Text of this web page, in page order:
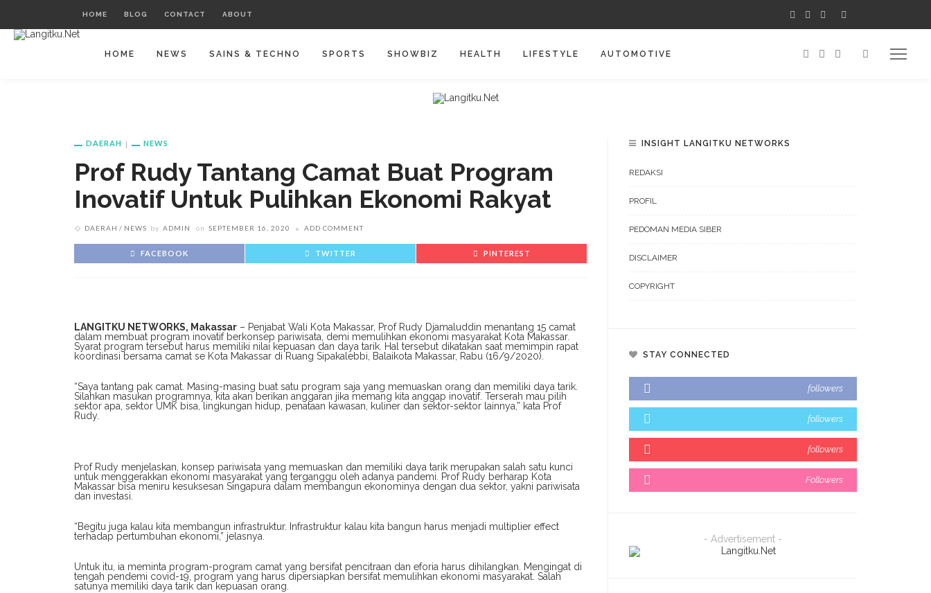
HOME BLOG CONTACT ABOUT
HOME NEWS SAINS & TECHNO SPORTS SHOWBIZ HEALTH LIFESTYLE AUTOMOTIVE
DAERAH NEWS
Prof Rudy Tantang Camat Buat Program
Inovatif Untuk Pulihkan Ekonomi Rakyat
DAERAH NEWS by ADMIN on SEPTEMBER 16, 2020 ADD COMMENT
FACEBOOK TWITTER PINTEREST
LANGITKU NETWORKS, Makassar – Penjabat Wali Kota Makassar, Prof Rudy Djamaluddin menantang 15 camat
dalam membuat program inovatif berkonsep pariwisata, demi memulihkan ekonomi masyarakat Kota Makassar.
Syarat program tersebut harus memiliki nilai kepuasan dan daya tarik. Hal tersebut dikatakan saat memimpin rapat
koordinasi bersama camat se Kota Makassar di Ruang Sipakalebbi, Balaikota Makassar, Rabu (16/9/2020).
“Saya tantang pak camat. Masing-masing buat satu program saja yang memuaskan orang dan memiliki daya tarik.
Silahkan masukan programnya, kita akan berikan anggaran jika memang kita anggap inovatif. Terserah mau pilih
sektor apa, sektor UMK bisa, lingkungan hidup, penataan kawasan, kuliner dan sektor-sektor lainnya,” kata Prof
Rudy.
Prof Rudy menjelaskan, konsep pariwisata yang memuaskan dan memiliki daya tarik merupakan salah satu kunci
untuk menggerakkan ekonomi masyarakat yang terganggu oleh adanya pandemi. Prof Rudy berharap Kota
Makassar bisa meniru kesuksesan Singapura dalam membangun ekonominya dengan dua sektor, yakni pariwisata
dan investasi.
“Begitu juga kalau kita membangun infrastruktur. Infrastruktur kalau kita bangun harus menjadi multiplier effect
terhadap pertumbuhan ekonomi,” jelasnya.
Untuk itu, ia meminta program-program camat yang bersifat pencitraan dan eforia harus dihilangkan. Mengingat di
tengah pendemi covid-19, program yang harus dipersiapkan bersifat memulihkan ekonomi masyarakat. Salah
satunya memiliki daya tarik dan kepuasan orang.
INSIGHT LANGITKU NETWORKS
REDAKSI
PROFIL
PEDOMAN MEDIA SIBER
DISCLAIMER
COPYRIGHT
STAY CONNECTED
followers
followers
followers
Followers
- Advertisement -